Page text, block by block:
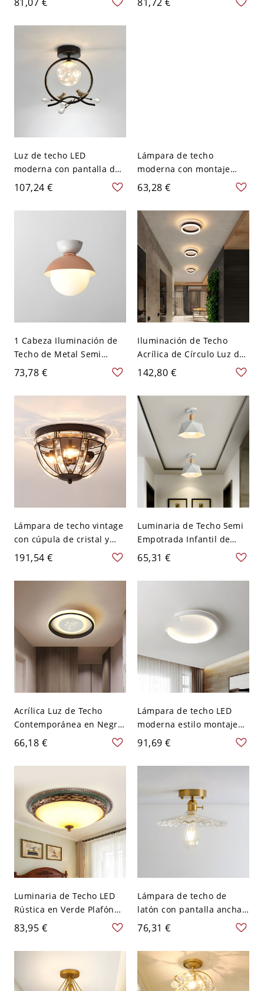
pantalla de vidrio blanco,
de 10 a 14 pulgadas -
iluminación cercana al
Luz de techo LED
moderna con pantalla de
vidrio para pasillo - 110 A
120 V Pájaro Negro Blanco
107,24 €
Lámpara de techo
moderna con montaje
empotrado de pantalla
geométrica de 2 luces -
Negro 110 A 120 V
Cuadrado
63,28 €
1 Cabeza Iluminación de
Techo de Metal Semi
Plafón Simple de Domo
con Sombra de Vidrio de
Esfera - Rosa 110 A 120 V
73,78 €
Iluminación de Techo
Acrílica de Círculo Luz de
Techo LED Simplista para
Pasillo - Negro 110 A 120
V Blanco
142,80 €
Lámpara de techo vintage
con cúpula de cristal y
diseño de jaula - 110 A
120 V 3 Negro
191,54 €
Luminaria de Techo Semi
Empotrada Infantil de
Metal 1 Bombilla Luz de
Techo de Domo Cortado
para Corredor - 110 A 120
65,31 €
Acrílica Luz de Techo
Contemporánea en Negro
Luminaria de Techo LED
para Habitación - Negro
110 A 120 V Panda
66,18 €
Lámpara de techo LED
moderna estilo montaje
empotrado en acrílico
blanco con luz blanca
para dormitorio
91,69 €
Luminaria de Techo LED
Rústica en Verde Plafón
de Vidrio de Cúpula para
Dormitorio - Verde 110 A
120 V
83,95 €
Lámpara de techo de
latón con pantalla ancha y
vidrio transparente
acanalado moderno, 1
bombilla, montaje semi
empotrado para pasillos
76,31 €